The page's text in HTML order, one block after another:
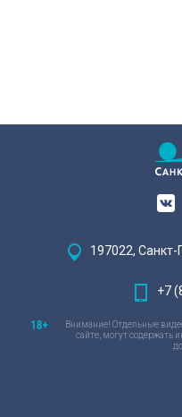
197022, Санкт-
+7
Внимание! Отдельные
сайте, могут содержать